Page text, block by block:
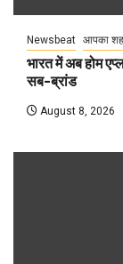
Newsbeat आपका
भारत में अब होम
सब-ब्रांड
August 8, 2026